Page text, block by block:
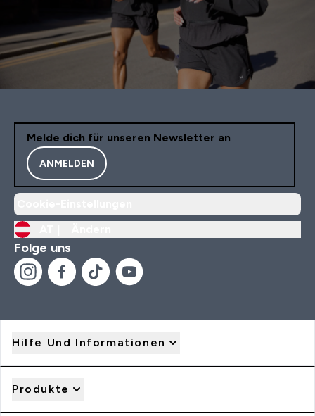
Melde dich für unseren Newsletter an
ANMELDEN
Folge uns
Hilfe Und Informationen
Produkte